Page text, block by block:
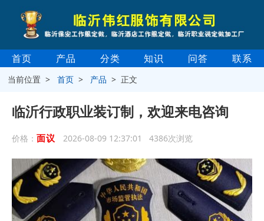
首页 产品 分类 知识 问答 联系
当前位置 >首页 > 产品 > 正文
临沂行政职业装订制，欢迎来电咨询
价格： 面议 2026-08-09 12:37:01 4386次浏览